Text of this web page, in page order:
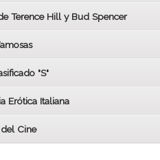
Terence Hill y Bud Spencer
"S"
Erótica Italiana
Cine